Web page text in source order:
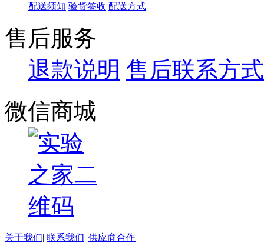
配送须知 验货签收 配送方式
售后服务
退款说明 售后联系方式
微信商城
关于我们| 联系我们| 供应商合作